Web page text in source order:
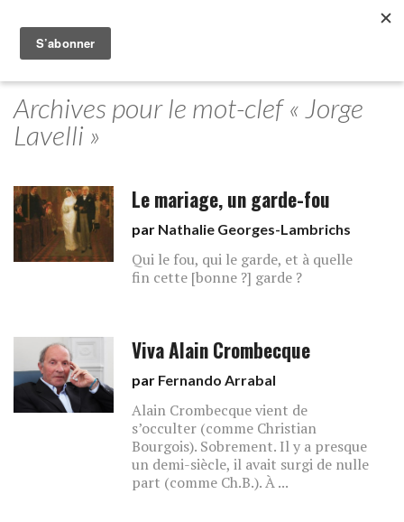
Archives pour le mot-clef « Jorge
Lavelli »
Le mariage, un garde-fou
par Nathalie Georges-Lambrichs
Qui le fou, qui le garde, et à quelle
fin cette [bonne ?] garde ?
Viva Alain Crombecque
par Fernando Arrabal
Alain Crombecque vient de
s’occulter (comme Christian
Bourgois). Sobrement. Il y a presque
un demi-siècle, il avait surgi de nulle
part (comme Ch.B.). À ...